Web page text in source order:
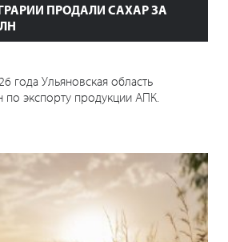
ПРОДАЛИ САХАР ЗА
года Ульяновская область
экспорту продукции АПК.